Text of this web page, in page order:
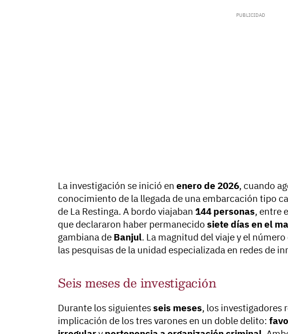
La investigación se inició en enero de 2026, cuando
conocimiento de la llegada de una embarcación tipo
de La Restinga. A bordo viajaban 144 personas, entre
que declararon haber permanecido siete días en el
gambiana de Banjul. La magnitud del viaje y el
las pesquisas de la unidad especializada en redes de
Seis meses de investigación
Durante los siguientesseis meses, los investigadores
implicación de los tres varones en un doble delito: